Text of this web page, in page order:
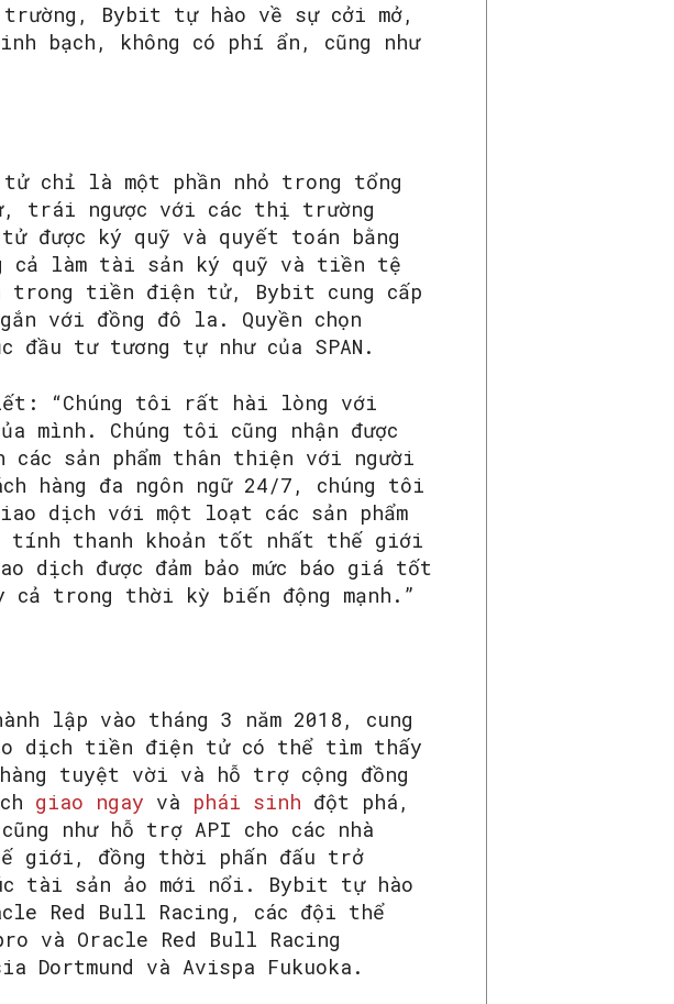
Bybit tự hào về sự cởi mở,
bạch, không có phí ẩn, cũng như
chỉ là một phần nhỏ trong tổng
trái ngược với các thị trường
được ký quỹ và quyết toán bằng
cả làm tài sản ký quỹ và tiền tệ
trong tiền điện tử, Bybit cung cấp
với đồng đô la. Quyền chọn
đầu tư tương tự như của SPAN.
“Chúng tôi rất hài lòng với
mình. Chúng tôi cũng nhận được
sản phẩm thân thiện với người
hàng đa ngôn ngữ 24/7, chúng tôi
dịch với một loạt các sản phẩm
tính thanh khoản tốt nhất thế giới
dịch được đảm bảo mức báo giá tốt
trong thời kỳ biến động mạnh.”
lập vào tháng 3 năm 2018, cung
dịch tiền điện tử có thể tìm thấy
tuyệt vời và hỗ trợ cộng đồng
giao ngay và phái sinh đột phá,
cũng như hỗ trợ API cho các nhà
giới, đồng thời phấn đấu trở
tài sản ảo mới nổi. Bybit tự hào
Red Bull Racing, các đội thể
và Oracle Red Bull Racing
Dortmund và Avispa Fukuoka.